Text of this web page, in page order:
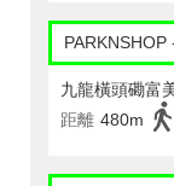
PARKNSHOP
九龍橫頭磡富
距離 480m